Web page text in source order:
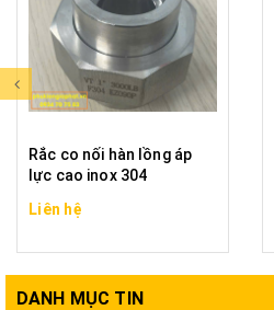
Rắc co nối hàn lồng áp
lực cao inox 304
Liên hệ
DANH MỤC TIN